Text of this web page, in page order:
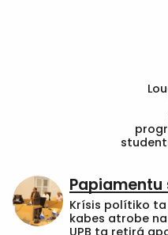
Papiamentu
Krísis polítiko
kabes atrobe